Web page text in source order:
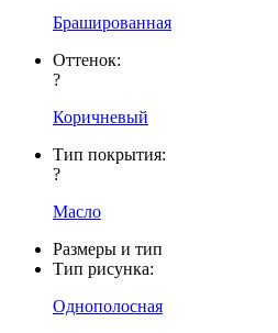
Брашированная
Оттенок:
?
Коричневый
Тип покрытия:
?
Масло
Размеры и тип
Тип рисунка:
Однополосная